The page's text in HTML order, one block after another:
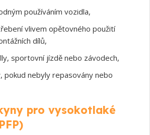
používáním vozidla,
vlivem opětovného použití
dílů,
sportovní jízdě nebo závodech,
pokud nebyly repasovány nebo
pro vysokotlaké